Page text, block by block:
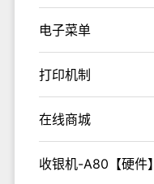
电子菜单
打印机制
在线商城
收银机-A80【硬件】